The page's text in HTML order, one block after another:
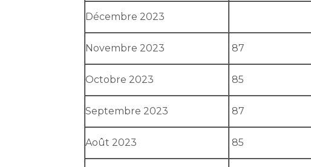
Décembre 2023
Novembre 2023 87
Octobre 2023 85
Septembre 2023 87
Août 2023 85